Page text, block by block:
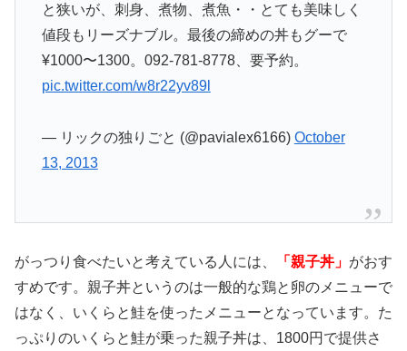
と狭いが、刺身、煮物、煮魚・・とても美味しく
値段もリーズナブル。最後の締めの丼もグーで
¥1000〜1300。092-781-8778、要予約。
pic.twitter.com/w8r22yv89l
— リックの独りごと (@pavialex6166) October
13, 2013
がっつり食べたいと考えている人には、 「親子丼」 がおす
すめです。親子丼というのは一般的な鶏と卵のメニューで
はなく、いくらと鮭を使ったメニューとなっています。た
っぷりのいくらと鮭が乗った親子丼は、1800円で提供さ